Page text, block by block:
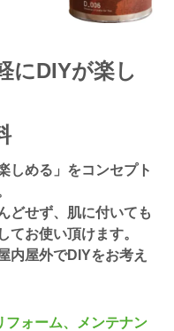
にDIYが楽し
しめる」をコンセプト
どせず、肌に付いても
てお使い頂けます。
内屋外でDIYをお考え
フォーム、メンテナン